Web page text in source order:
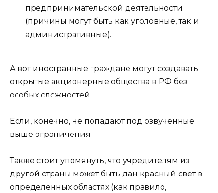
предпринимательской деятельности
(причины могут быть как уголовные, так и
административные).
А вот иностранные граждане могут создавать
открытые акционерные общества в РФ без
особых сложностей.
Если, конечно, не попадают под озвученные
выше ограничения.
Также стоит упомянуть, что учредителям из
другой страны может быть дан красный свет в
определенных областях (как правило,